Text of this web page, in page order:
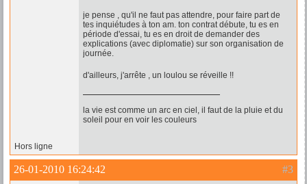
je pense , qu'il ne faut pas attendre, pour faire part de
tes inquiétudes à ton am. ton contrat débute, tu es en
période d'essai, tu es en droit de demander des
explications (avec diplomatie) sur son organisation de
journée.
d'ailleurs, j'arrête , un loulou se réveille !!
la vie est comme un arc en ciel, il faut de la pluie et du
soleil pour en voir les couleurs
Hors ligne
#3
26-01-2010 16:24:42